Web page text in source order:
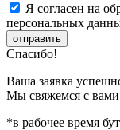
Я согласен на
персональных
отправить
Спасибо!
Ваша заявка
Мы свяжемся с
*в рабочее время